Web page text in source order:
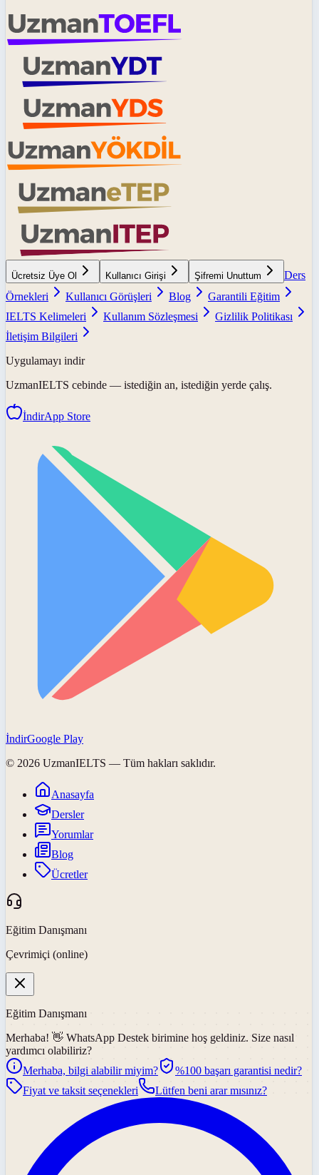
Ücretsiz Üye Ol Kullanıcı Girişi Şifremi Unuttum
Ders
Örnekleri
Kullanıcı Görüşleri Blog
Garantili Eğitim
IELTS Kelimeleri
Kullanım Sözleşmesi
Gizlilik Politikası
İletişim Bilgileri
Uygulamayı indir
UzmanIELTS cebinde — istediğin an, istediğin yerde çalış.
İndirApp Store
İndirGoogle Play
© 2026 UzmanIELTS — Tüm hakları saklıdır.
Anasayfa
Dersler
Yorumlar
Blog
Ücretler
Eğitim Danışmanı
Çevrimiçi (online)
Eğitim Danışmanı
Merhaba! 👋 WhatsApp Destek birimine hoş geldiniz. Size nasıl
yardımcı olabiliriz?
Merhaba, bilgi alabilir miyim?
%100 başarı garantisi nedir?
Fiyat ve taksit seçenekleri
Lütfen beni arar mısınız?